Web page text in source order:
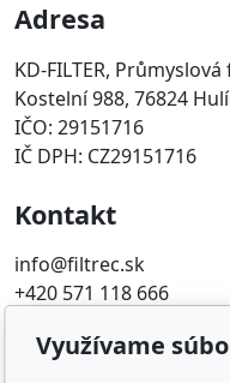
Adresa
KD-FILTER,
Kostelní 988, 76824
IČO: 29151716
IČ DPH: CZ29151716
Kontakt
info@filtrec.sk
+420 571 118 666
Obľúbené
Využívame